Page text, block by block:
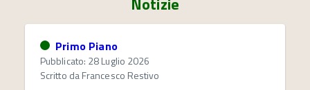
Primo Piano
Pubblicato: 28 Luglio 2026
Scritto daFrancesco Restivo